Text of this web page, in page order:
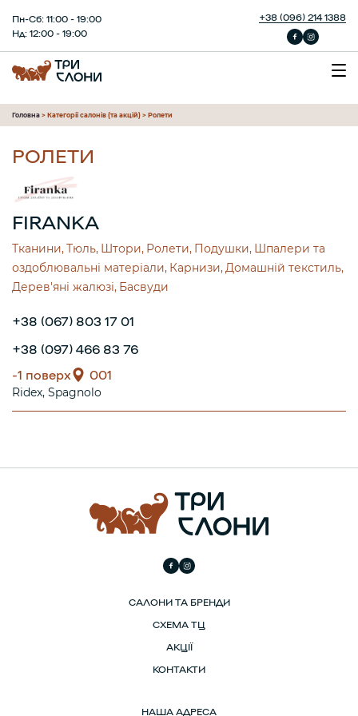
Пн-Сб: 11:00 - 19:00
Нд: 12:00 - 19:00
+38 (096) 214 1388
Головна > Категорії салонів (та акцій) > Ролети
РОЛЕТИ
FIRANKA
Тканини Тюль Штори Ролети Подушки Шпалери та
оздоблювальні матеріали Карнизи Домашній текстиль
Дерев'яні жалюзі Басвуди
+38 (067) 803 17 01
+38 (097) 466 83 76
-1 поверх
001
Ridex Spagnolo
САЛОНИ ТА БРЕНДИ
СХЕМА ТЦ
АКЦІЇ
КОНТАКТИ
НАША АДРЕСА